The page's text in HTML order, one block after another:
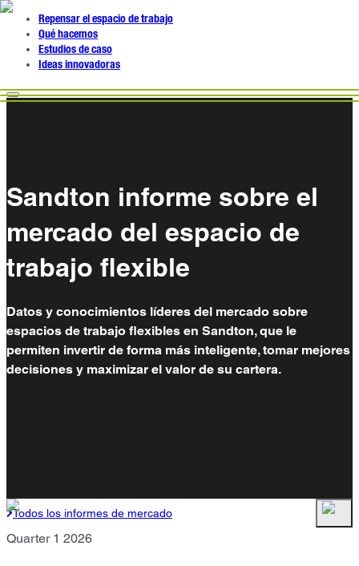
Repensar el espacio de trabajo
Qué hacemos
Estudios de caso
Ideas innovadoras
Sandton informe sobre el
mercado del espacio de
trabajo flexible
Datos y conocimientos líderes del mercado sobre
espacios de trabajo flexibles en Sandton, que le
permiten invertir de forma más inteligente, tomar mejores
decisiones y maximizar el valor de su cartera.
Todos los informes de mercado
Quarter 1 2026